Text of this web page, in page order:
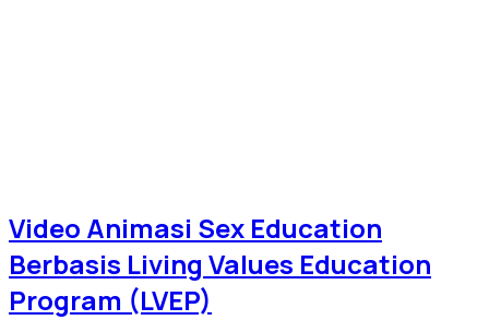
Video Animasi Sex Education
Berbasis Living Values Education
Program (LVEP)